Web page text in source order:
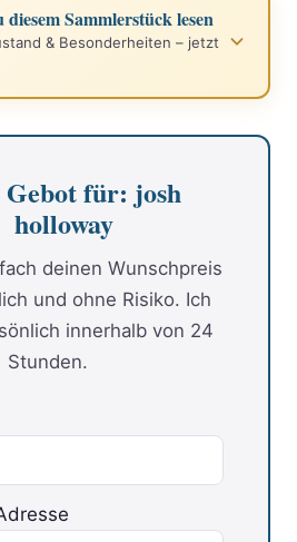
Sammlerstück lesen
& Besonderheiten – jetzt
für: josh
holloway
deinen Wunschpreis
und ohne Risiko. Ich
innerhalb von 24
Stunden.